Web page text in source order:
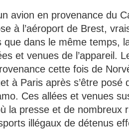
avion en provenance du
à l’aéroport de Brest,
que dans le même temps,
et venues de l’appareil.
cette fois de
à Paris après s’être
Ces allées et venues
la presse et de nombreux
illégaux de détenus